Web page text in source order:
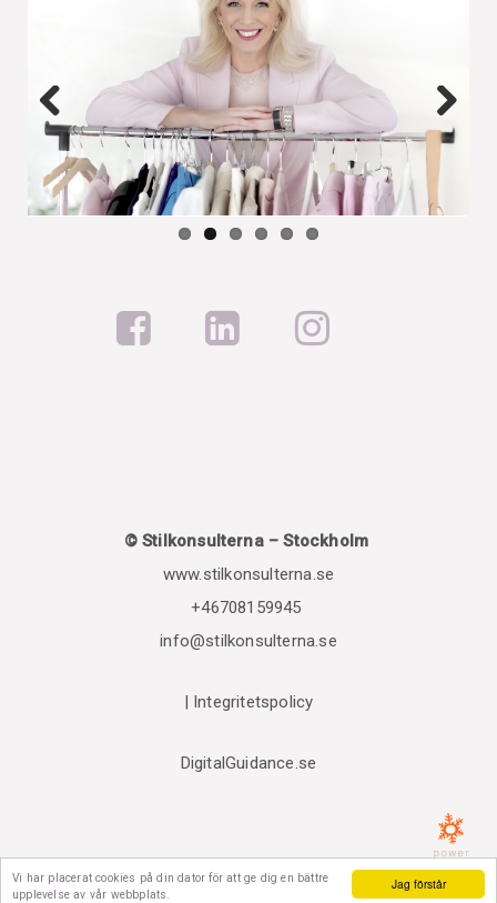
Jag förstår
Vi har placerat cookies på din dator för att ge dig en bättre
upplevelse av vår webbplats.
Previous Next
© Stilkonsulterna – Stockholm
www.stilkonsulterna.se
+46708159945
info@stilkonsulterna.se
| Integritetspolicy
DigitalGuidance.se